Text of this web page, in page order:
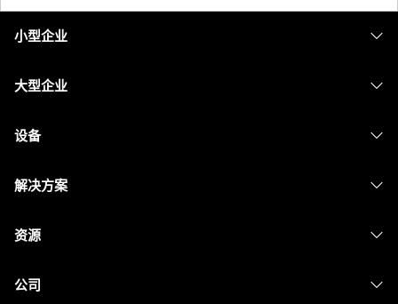
小型企业
大型企业
设备
解决方案
资源
公司